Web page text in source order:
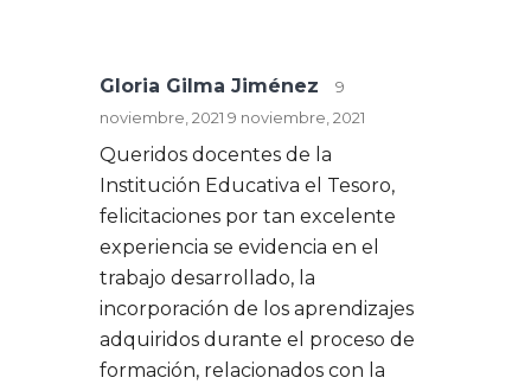
Gloria Gilma Jiménez
9
noviembre, 2021 9 noviembre, 2021
Queridos docentes de la
Institución Educativa el Tesoro,
felicitaciones por tan excelente
experiencia se evidencia en el
trabajo desarrollado, la
incorporación de los aprendizajes
adquiridos durante el proceso de
formación, relacionados con la